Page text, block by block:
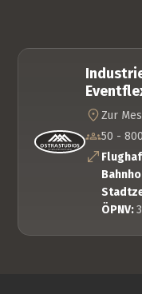
Zur
50 -
ÖPNV: